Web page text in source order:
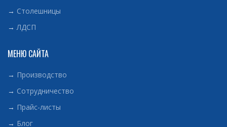
→ Столешницы
→ ЛДСП
МЕНЮ САЙТА
→ Производство
→ Сотрудничество
→ Прайс-листы
→ Блог